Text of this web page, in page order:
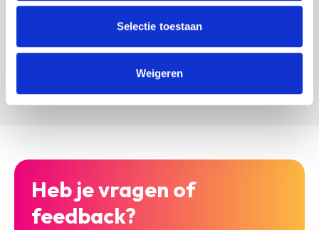
Selectie toestaan
Weigeren
zijn bij deze JGZ-richtlijn.
Versturen
Heb je vragen of
feedback?